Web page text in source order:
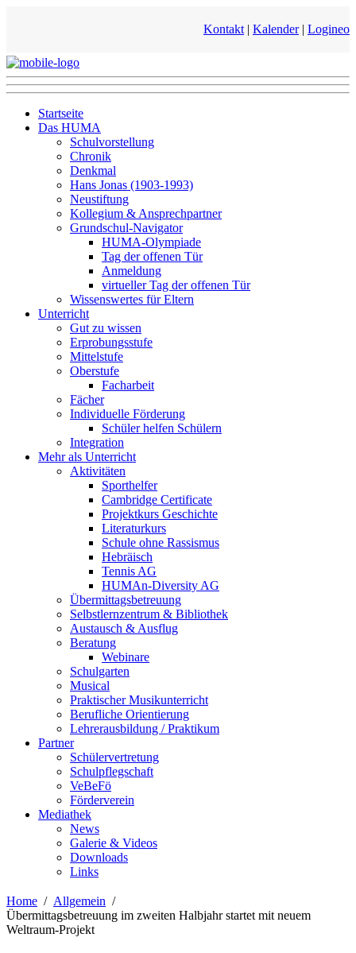
Kontakt | Kalender| Logineo
Startseite
Das HUMA
Schulvorstellung
Chronik
Denkmal
Hans Jonas (1903-1993)
Neustiftung
Kollegium & Ansprechpartner
Grundschul-Navigator
HUMA-Olympiade
Tag der offenen Tür
Anmeldung
virtueller Tag der offenen Tür
Wissenswertes für Eltern
Unterricht
Gut zu wissen
Erprobungsstufe
Mittelstufe
Oberstufe
Facharbeit
Fächer
Individuelle Förderung
Schüler helfen Schülern
Integration
Mehr als Unterricht
Aktivitäten
Sporthelfer
Cambridge Certificate
Projektkurs Geschichte
Literaturkurs
Schule ohne Rassismus
Hebräisch
Tennis AG
HUMAn-Diversity AG
Übermittagsbetreuung
Selbstlernzentrum & Bibliothek
Austausch & Ausflug
Beratung
Webinare
Schulgarten
Musical
Praktischer Musikunterricht
Berufliche Orientierung
Lehrerausbildung / Praktikum
Partner
Schülervertretung
Schulpflegschaft
VeBeFö
Förderverein
Mediathek
News
Galerie & Videos
Downloads
Links
Home
Allgemein
Übermittagsbetreuung im zweiten Halbjahr startet mit neuem
Weltraum-Projekt